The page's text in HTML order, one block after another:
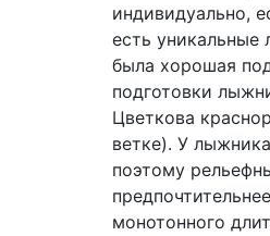
индивидуально,
есть
была хорошая
подготовки
Цветкова
ветке). У
поэтому
монотонного